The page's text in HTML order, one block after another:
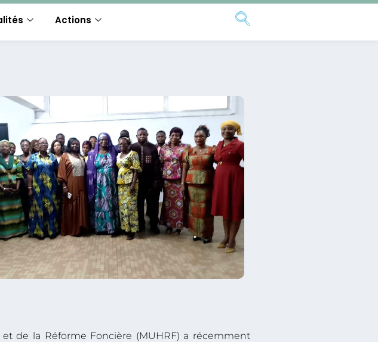
Actions
de la Réforme Foncière (MUHRF) a récemment